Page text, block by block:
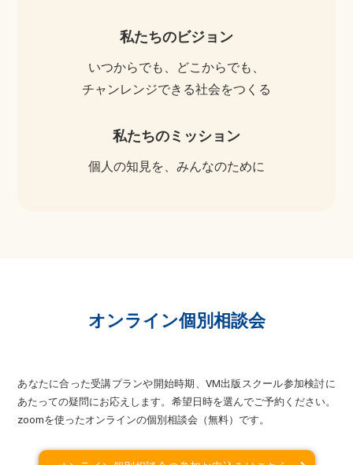
私たちのビジョン
いつからでも、どこからでも、
チャンレンジできる社会をつくる
私たちのミッション
個人の知見を、みんなのために
オンライン個別相談会
あなたに合った受講プランや開始時期、VM出版スクール参加検討に
あたっての疑問にお応えします。希望日時を選んでご予約ください。
zoomを使ったオンラインの個別相談会（無料）です。